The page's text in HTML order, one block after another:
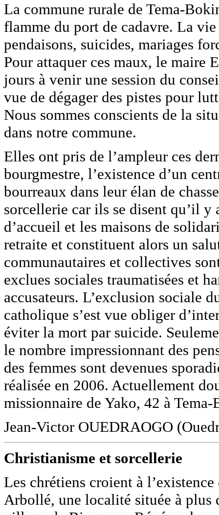
La commune rurale de Tema-
flamme du port de cadavre. La
pendaisons, suicides, mariages
Pour attaquer ces maux, le maire
jours à venir une session du
vue de dégager des pistes pour
Nous sommes conscients de la
dans notre commune.
Elles ont pris de l’ampleur ces
bourgmestre, l’existence d’un
bourreaux dans leur élan de
sorcellerie car ils se disent qu’il
d’accueil et les maisons de
retraite et constituent alors un
communautaires et collectives
exclues sociales traumatisées et
accusateurs. L’exclusion sociale
catholique s’est vue obliger
éviter la mort par suicide.
le nombre impressionnant des
des femmes sont devenues
réalisée en 2006. Actuellement
missionnaire de Yako, 42 à
Jean-Victor OUEDRAOGO
Christianisme et sorcellerie
Les chrétiens croient à
Arbollé, une localité située à plus